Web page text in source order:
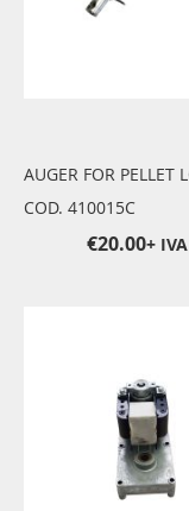
COD. 410015C
+ IVA
€20.00